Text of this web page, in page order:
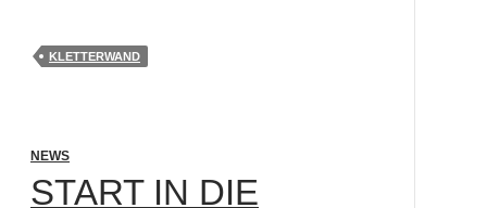
KLETTERWAND
NEWS
START IN DIE